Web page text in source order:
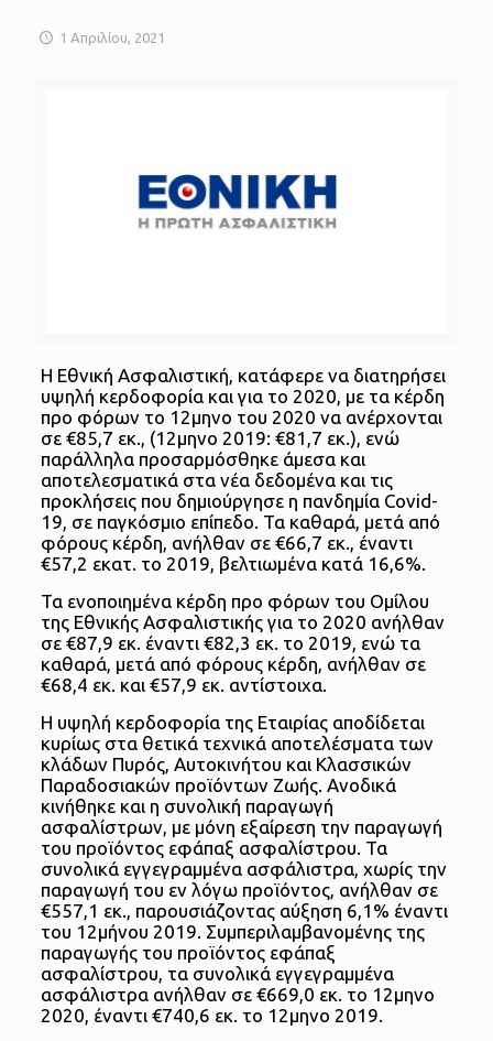
1 Απριλίου, 2021
Η Εθνική Ασφαλιστική, κατάφερε να διατηρήσει
υψηλή κερδοφορία και για το 2020, με τα κέρδη
προ φόρων το 12μηνο του 2020 να ανέρχονται
σε €85,7 εκ., (12μηνο 2019: €81,7 εκ.), ενώ
παράλληλα προσαρμόσθηκε άμεσα και
αποτελεσματικά στα νέα δεδομένα και τις
προκλήσεις που δημιούργησε η πανδημία Covid-
19, σε παγκόσμιο επίπεδο. Τα καθαρά, μετά από
φόρους κέρδη, ανήλθαν σε €66,7 εκ., έναντι
€57,2 εκατ. το 2019, βελτιωμένα κατά 16,6%.
Τα ενοποιημένα κέρδη προ φόρων του Ομίλου
της Εθνικής Ασφαλιστικής για το 2020 ανήλθαν
σε €87,9 εκ. έναντι €82,3 εκ. το 2019, ενώ τα
καθαρά, μετά από φόρους κέρδη, ανήλθαν σε
€68,4 εκ. και €57,9 εκ. αντίστοιχα.
Η υψηλή κερδοφορία της Εταιρίας αποδίδεται
κυρίως στα θετικά τεχνικά αποτελέσματα των
κλάδων Πυρός, Αυτοκινήτου και Κλασσικών
Παραδοσιακών προϊόντων Ζωής. Ανοδικά
κινήθηκε και η συνολική παραγωγή
ασφαλίστρων, με μόνη εξαίρεση την παραγωγή
του προϊόντος εφάπαξ ασφαλίστρου. Τα
συνολικά εγγεγραμμένα ασφάλιστρα, χωρίς την
παραγωγή του εν λόγω προϊόντος, ανήλθαν σε
€557,1 εκ., παρουσιάζοντας αύξηση 6,1% έναντι
του 12μήνου 2019. Συμπεριλαμβανομένης της
παραγωγής του προϊόντος εφάπαξ
ασφαλίστρου, τα συνολικά εγγεγραμμένα
ασφάλιστρα ανήλθαν σε €669,0 εκ. το 12μηνο
2020, έναντι €740,6 εκ. το 12μηνο 2019.